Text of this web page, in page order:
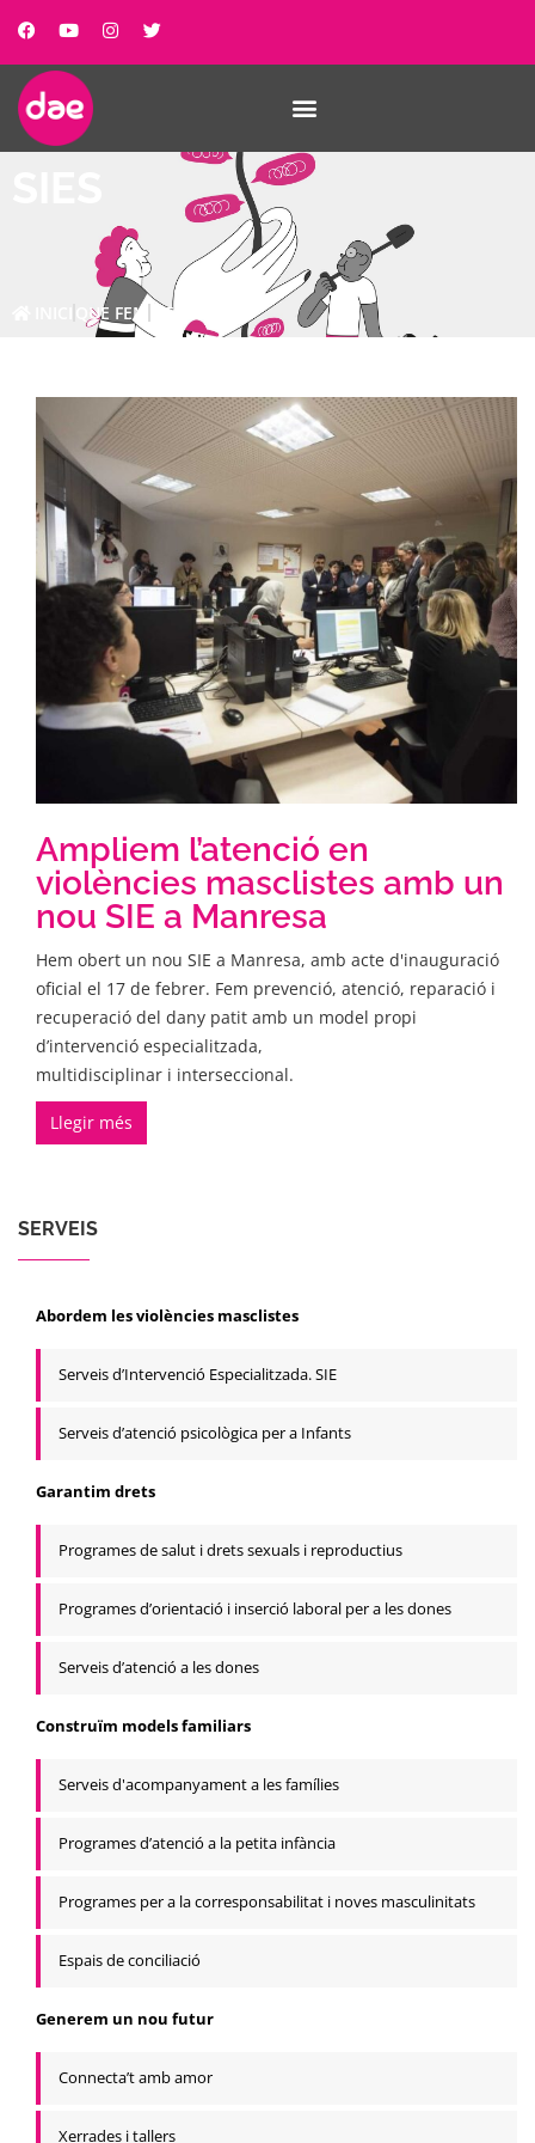
QUE FEM SIES
SERVEIS
Abordem les violències masclistes
Serveis d’Intervenció Especialitzada. SIE
Serveis d’atenció psicològica per a Infants
Garantim drets
Programes de salut i drets sexuals i reproductius
Programes d’orientació i inserció laboral per a les dones
Serveis d’atenció a les dones
Construïm models familiars
Serveis d'acompanyament a les famílies
Programes d’atenció a la petita infància
Programes per a la corresponsabilitat i noves masculinitats
Espais de conciliació
Generem un nou futur
Connecta’t amb amor
Xerrades i tallers
Ampliem l’atenció en
violències masclistes amb un
nou SIE a Manresa
Hem obert un nou SIE a Manresa, amb acte d'inauguració
oficial el 17 de febrer. Fem prevenció, atenció, reparació i
recuperació del dany patit amb un model propi
d’intervenció especialitzada,
multidisciplinar i interseccional.
Llegir més